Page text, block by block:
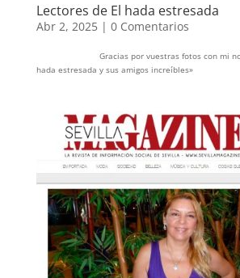
Lectores de El hada estresada
Abr 2, 2025| 0 Comentarios
Gracias por vuestras fotos con
hada estresada y sus amigos